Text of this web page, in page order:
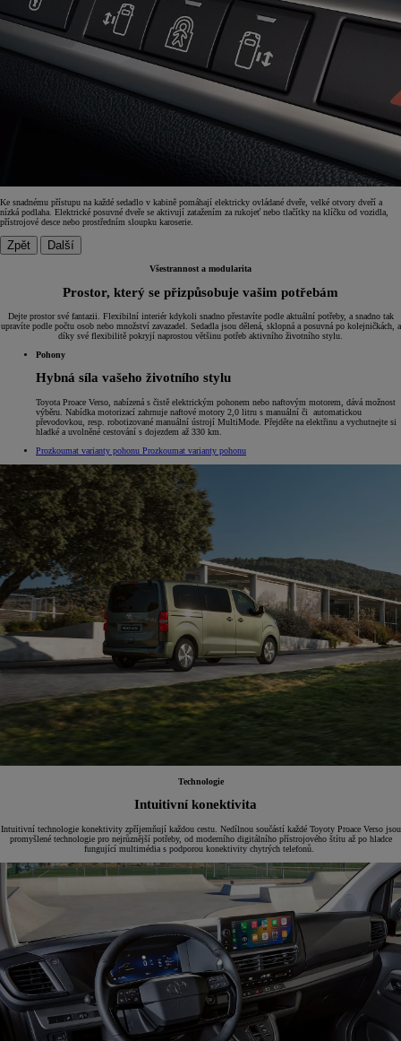
Ke snadnému přístupu na každé sedadlo v kabině pomáhají elektricky ovládané dveře, velké otvory dveří a
nízká podlaha. Elektrické posuvné dveře se aktivují zatažením za rukojeť nebo tlačítky na klíčku od vozidla,
přístrojové desce nebo prostředním sloupku karoserie.
Zpět Další
Všestrannost a modularita
Prostor, který se přizpůsobuje vašim potřebám
Dejte prostor své fantazii. Flexibilní interiér kdykoli snadno přestavíte podle aktuální potřeby, a snadno tak
upravíte podle počtu osob nebo množství zavazadel. Sedadla jsou dělená, sklopná a posuvná po kolejničkách, a
díky své flexibilitě pokryjí naprostou většinu potřeb aktivního životního stylu.
Pohony
Hybná síla vašeho životního stylu
Toyota Proace Verso, nabízená s čistě elektrickým pohonem nebo naftovým motorem, dává možnost
výběru. Nabídka motorizací zahrnuje naftové motory 2,0 litru s manuální či automatickou
převodovkou, resp. robotizované manuální ústrojí MultiMode. Přejděte na elektřinu a vychutnejte si
hladké a uvolněné cestování s dojezdem až 330 km.
Prozkoumat varianty pohonu Prozkoumat varianty pohonu
Technologie
Intuitivní konektivita
Intuitivní technologie konektivity zpříjemňují každou cestu. Nedílnou součástí každé Toyoty Proace Verso jsou
promyšlené technologie pro nejrůznější potřeby, od moderního digitálního přístrojového štítu až po hladce
fungující multimédia s podporou konektivity chytrých telefonů.